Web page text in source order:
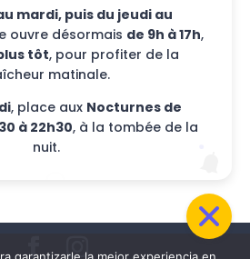
mardi, puis du jeudi au
ouvre désormais de 9h à 17h,
tôt, pour profiter de la
matinale.
, place aux Nocturnes de
à 22h30, à la tombée de la
nuit.